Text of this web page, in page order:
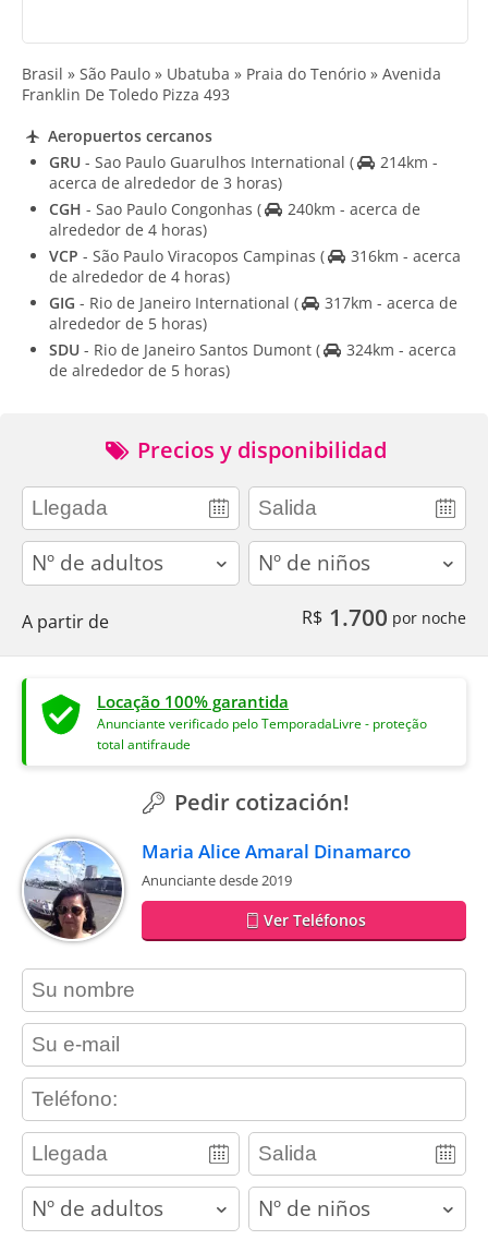
Brasil » São Paulo » Ubatuba » Praia do Tenório » Avenida
Franklin De Toledo Pizza 493
Aeropuertos cercanos
GRU - Sao Paulo Guarulhos International (
214km -
acerca de alrededor de 3 horas)
CGH - Sao Paulo Congonhas (
240km - acerca de
alrededor de 4 horas)
VCP - São Paulo Viracopos Campinas (
316km - acerca
de alrededor de 4 horas)
GIG - Rio de Janeiro International (
317km - acerca de
alrededor de 5 horas)
SDU - Rio de Janeiro Santos Dumont (
324km - acerca
de alrededor de 5 horas)
Precios y disponibilidad
adults children
A partir de R$ 1.700 por noche
Locação 100% garantida
Anunciante verificado pelo TemporadaLivre - proteção
total antifraude
Pedir cotización!
Maria Alice Amaral Dinamarco
Anunciante desde 2019
Ver Teléfonos
contact_name
contact_email
contact_phone
adults children